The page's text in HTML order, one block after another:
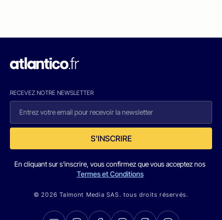
RECEVEZ NOTRE NEWSLETTER
S'INSCRIRE
En cliquant sur s'inscrire, vous confirmez que vous acceptez nos
Termes et Conditions
© 2026 Talmont Media SAS. tous droits réservés.